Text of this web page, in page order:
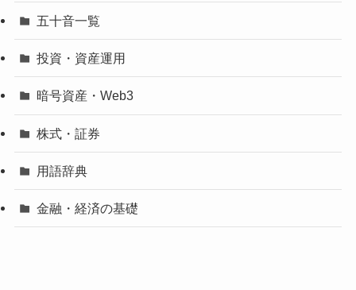
五十音一覧
投資・資産運用
暗号資産・Web3
株式・証券
用語辞典
金融・経済の基礎